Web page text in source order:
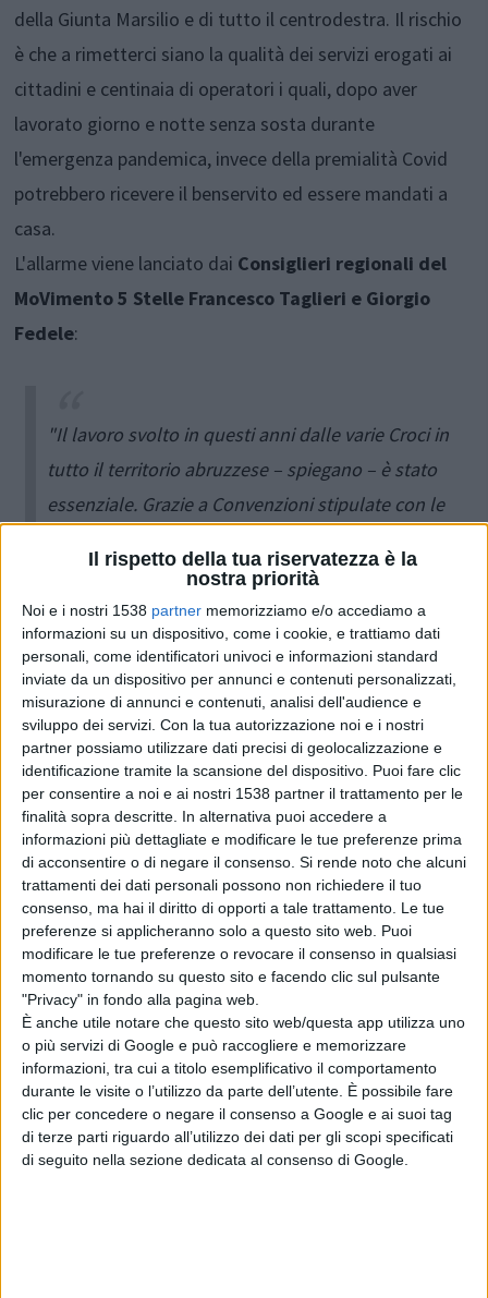
Il rispetto della tua riservatezza è la
nostra priorità
Noi e i nostri 1538 partner memorizziamo e/o accediamo a
informazioni su un dispositivo, come i cookie, e trattiamo dati
personali, come identificatori univoci e informazioni standard
inviate da un dispositivo per annunci e contenuti personalizzati,
misurazione di annunci e contenuti, analisi dell'audience e
sviluppo dei servizi. Con la tua autorizzazione noi e i nostri
partner possiamo utilizzare dati precisi di geolocalizzazione e
identificazione tramite la scansione del dispositivo. Puoi fare clic
per consentire a noi e ai nostri 1538 partner il trattamento per le
finalità sopra descritte. In alternativa puoi accedere a
informazioni più dettagliate e modificare le tue preferenze prima
di acconsentire o di negare il consenso. Si rende noto che alcuni
trattamenti dei dati personali possono non richiedere il tuo
consenso, ma hai il diritto di opporti a tale trattamento. Le tue
preferenze si applicheranno solo a questo sito web. Puoi
modificare le tue preferenze o revocare il consenso in qualsiasi
momento tornando su questo sito e facendo clic sul pulsante
"Privacy" in fondo alla pagina web.
È anche utile notare che questo sito web/questa app utilizza uno
o più servizi di Google e può raccogliere e memorizzare
informazioni, tra cui a titolo esemplificativo il comportamento
durante le visite o l’utilizzo da parte dell’utente. È possibile fare
clic per concedere o negare il consenso a Google e ai suoi tag
di terze parti riguardo all’utilizzo dei dati per gli scopi specificati
di seguito nella sezione dedicata al consenso di Google.
della Giunta Marsilio e di tutto il centrodestra. Il rischio
è che a rimetterci siano la qualità dei servizi erogati ai
cittadini e centinaia di operatori i quali, dopo aver
lavorato giorno e notte senza sosta durante
l'emergenza pandemica, invece della premialità Covid
potrebbero ricevere il benservito ed essere mandati a
casa.
L'allarme viene lanciato dai Consiglieri regionali del
MoVimento 5 Stelle Francesco Taglieri e Giorgio
Fedele:
"Il lavoro svolto in questi anni dalle varie Croci in
tutto il territorio abruzzese – spiegano – è stato
essenziale. Grazie a Convenzioni stipulate con le
regolare svolgimento di attività quali Urgenza ed
Emergenza Sanitaria 118, Postazioni H12 e H24
dislocate sul territorio, servizi di trasporti
interospedalieri e territoriali programmati.
Tuttavia, in molte occasioni, gli accordi stipulati
alla base dei rapporti lavorativi partivano da
prezzi più bassi rispetto alle tabelle ministeriali.
Dopo anni di straordinario impegno sul territorio,
culminato con la crisi pandemica, sarebbe stato
logico aspettarsi un intervento da parte della
Giunta Marsilio che andasse a sanare questa
ingiustizia. In vari incontri avuti con le parti,
l'Assessore Verì aveva perfino dato rassicurazioni
in tal senso, dimostrandosi, a parole, disposta a
intervenire di conseguenza. Ma, ancora una
volta, dobbiamo riscontrare che con questo
centrodestra alle parole non corrispondano ai
fatti".